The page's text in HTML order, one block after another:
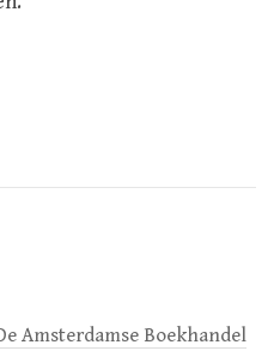
Amsterdamse Boekhandel